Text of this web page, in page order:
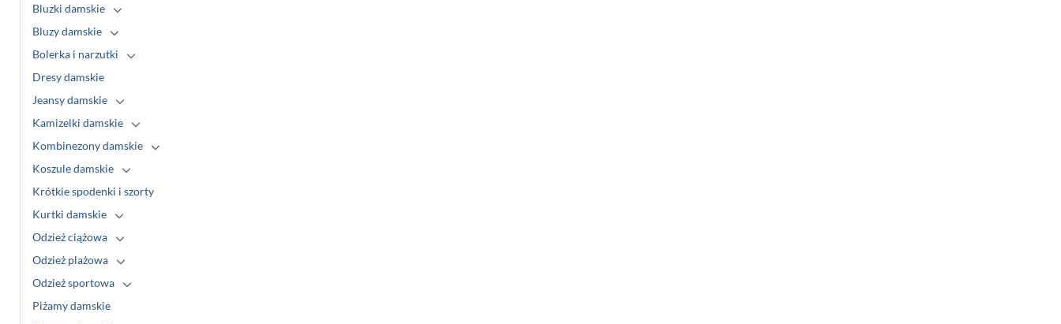
Bluzki damskie
Bluzy damskie
Bolerka i narzutki
Dresy damskie
Jeansy damskie
Kamizelki damskie
Kombinezony damskie
Koszule damskie
Krótkie spodenki i szorty
Kurtki damskie
Odzież ciążowa
Odzież plażowa
Odzież sportowa
Piżamy damskie